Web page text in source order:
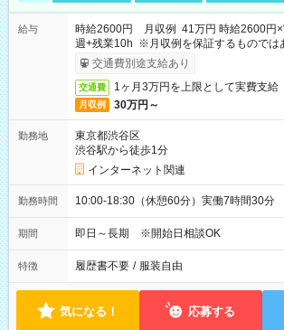
給与
時給2600円 月収例 41万円 時給2600円
週+残業10h ※月収例を保証するものでは
受取りサービス利用可（利用条件有）
交通費別途支給あり
交通費 1ヶ月3万円を上限として実費支給
月収例 30万円～
勤務地
東京都渋谷区
渋谷駅から徒歩1分
インターネット関連
勤務時間 10:00-18:30（休憩60分）実働7時間30分
期間 即日～長期 ※開始日相談OK
特徴 履歴書不要 / 服装自由
気になる！ 応募する